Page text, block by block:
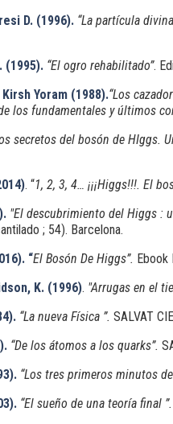
D. (1996).“La partícula
(1995).“El ogro rehabilitado”.
Yoram (1988).“Los
los fundamentales y últimos
secretos del bosón de HIggs.
. “1, 2, 3, 4… ¡¡¡Higgs!!!. El
"El descubrimiento del Higgs :
; 54). Barcelona.
“El Bosón De Higgs”. Ebook
K. (1996). "Arrugas en el
“La nueva Física ”. SALVAT
“De los átomos a los quarks”.
“Los tres primeros minutos
“El sueño de una teoría final ”.